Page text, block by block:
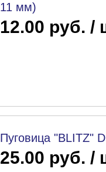
11 мм)
12.00 руб. /
Пуговица "BLITZ"
25.00 руб. /